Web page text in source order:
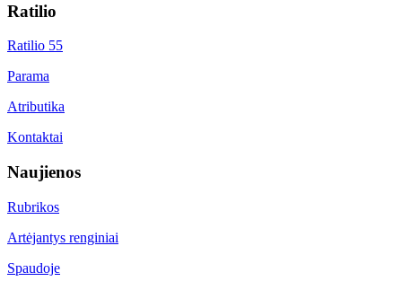
Ratilio
Ratilio 55
Parama
Atributika
Kontaktai
Naujienos
Rubrikos
Artėjantys renginiai
Spaudoje